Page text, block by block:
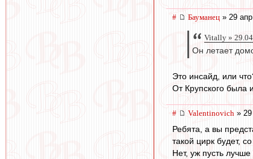
# Бауманец » 29
Vitally »
Он летает
Это инсайд, или
От Крупского была
# Valentinovich »
Ребята, а вы
такой цирк будет,
Нет, уж пусть